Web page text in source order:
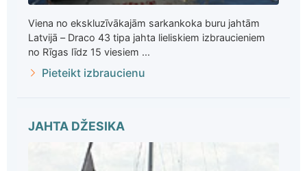
Viena no ekskluzīvākajām sarkankoka buru jahtām
Latvijā – Draco 43 tipa jahta lieliskiem izbraucieniem
no Rīgas līdz 15 viesiem ...
Pieteikt izbraucienu
JAHTA DŽESIKA